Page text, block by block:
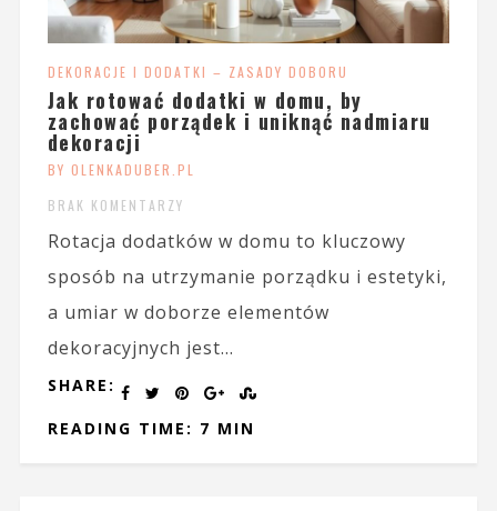
DEKORACJE I DODATKI – ZASADY DOBORU
Jak rotować dodatki w domu, by
zachować porządek i uniknąć nadmiaru
dekoracji
BY OLENKADUBER.PL
BRAK KOMENTARZY
Rotacja dodatków w domu to kluczowy
sposób na utrzymanie porządku i estetyki,
a umiar w doborze elementów
dekoracyjnych jest...
SHARE:
READING TIME: 7 MIN